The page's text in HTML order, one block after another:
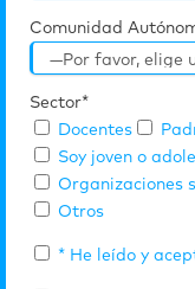
Comunidad
Sector*
Docentes
Soy joven o
Organizaciones
Otros
* He leído y